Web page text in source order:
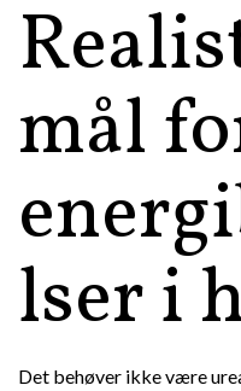
mål
lser i
Det behøver ikke være